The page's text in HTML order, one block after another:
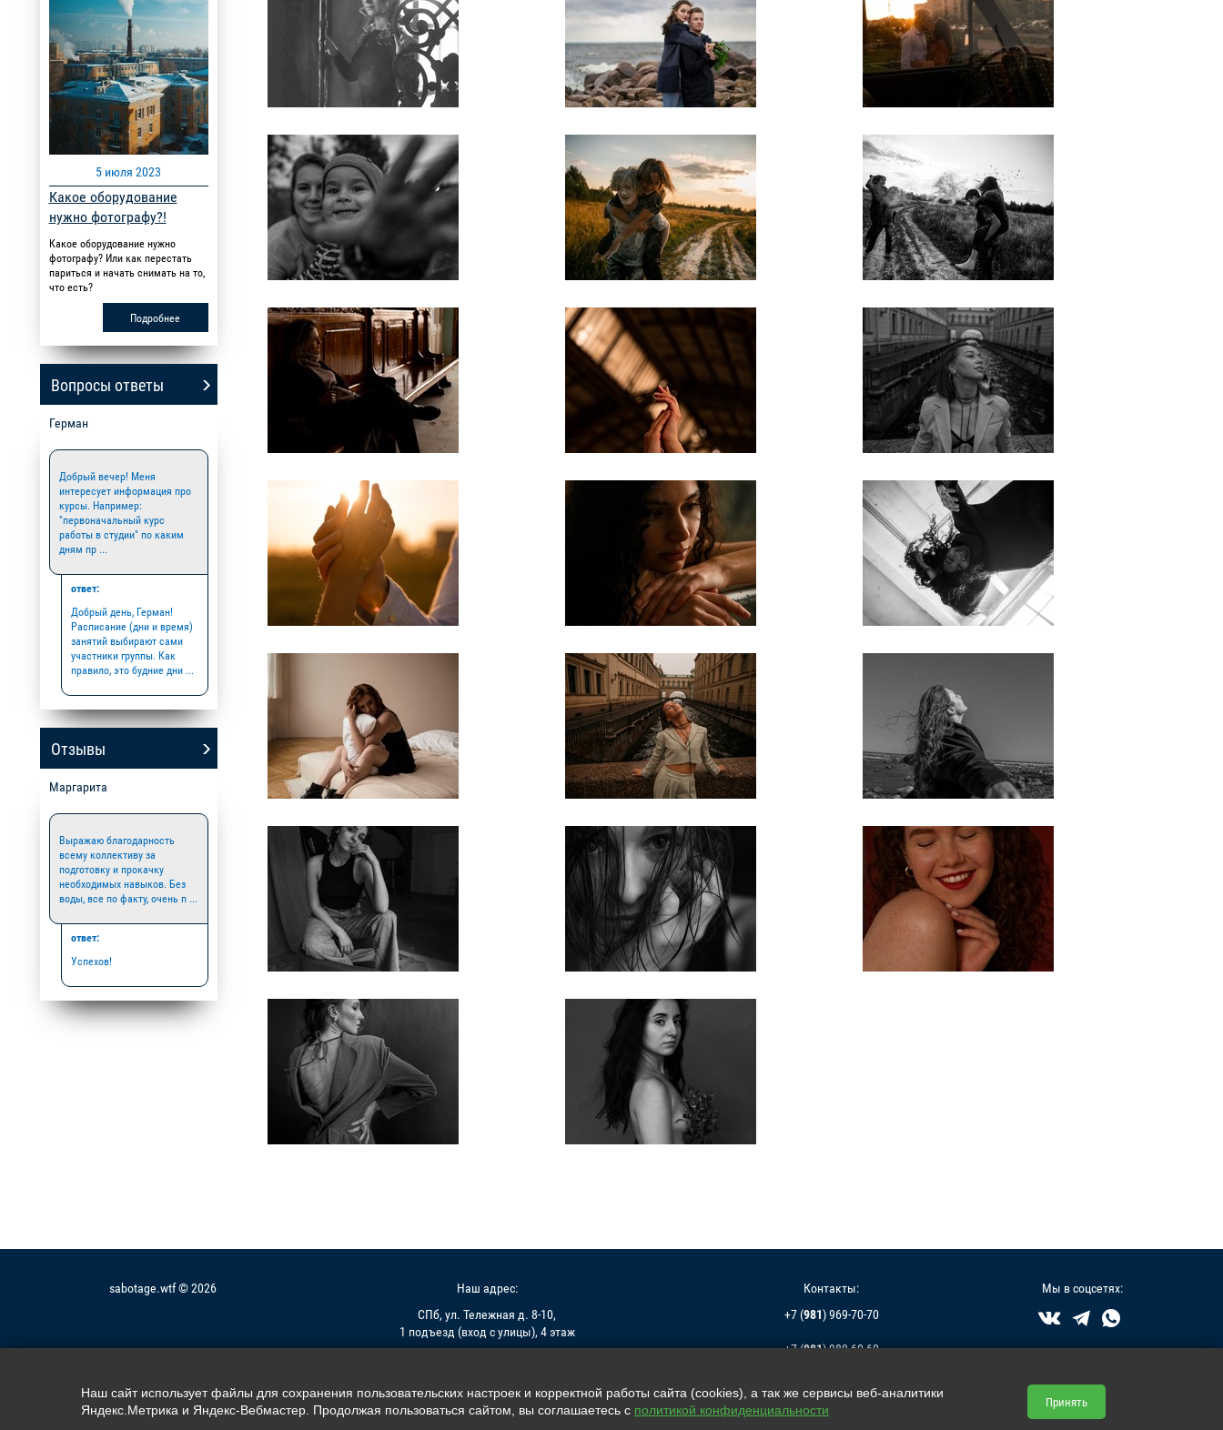
5 июля 2023
Какое оборудование
нужно фотографу?!
Какое оборудование нужно
фотографу? Или как перестать
париться и начать снимать на то,
что есть?
Подробнее
Вопросы ответы
Герман
Добрый вечер! Меня
интересует информация про
курсы. Например:
"первоначальный курс
работы в студии" по каким
дням пр ...
ответ:
Добрый день, Герман!
Расписание (дни и время)
занятий выбирают сами
участники группы. Как
правило, это будние дни ...
Отзывы
Маргарита
Выражаю благодарность
всему коллективу за
подготовку и прокачку
необходимых навыков. Без
воды, все по факту, очень п ...
ответ:
Успехов!
sabotage.wtf © 2026
Наш адрес:
СПб, ул. Тележная д. 8-10,
1 подъезд (вход с улицы), 4 этаж
Контакты:
+7 (981) 969-70-70
+7 (981) 989-60-60
info@savinas-group.com
Мы в соцсетях:
  
Наш сайт использует файлы для сохранения пользовательских настроек и корректной работы сайта (cookies), а так же сервисы веб-аналитики
Яндекс.Метрика и Яндекс-Вебмастер. Продолжая пользоваться сайтом, вы соглашаетесь с политикой конфиденциальности Принять